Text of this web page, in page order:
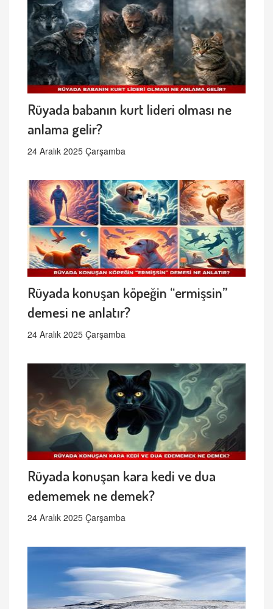
Rüyada babanın kurt lideri olması ne
anlama gelir?
24 Aralık 2025 Çarşamba
Rüyada konuşan köpeğin “ermişsin”
demesi ne anlatır?
24 Aralık 2025 Çarşamba
Rüyada konuşan kara kedi ve dua
edememek ne demek?
24 Aralık 2025 Çarşamba